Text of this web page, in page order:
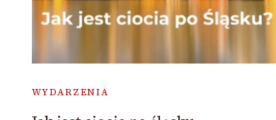
WYDARZENIA